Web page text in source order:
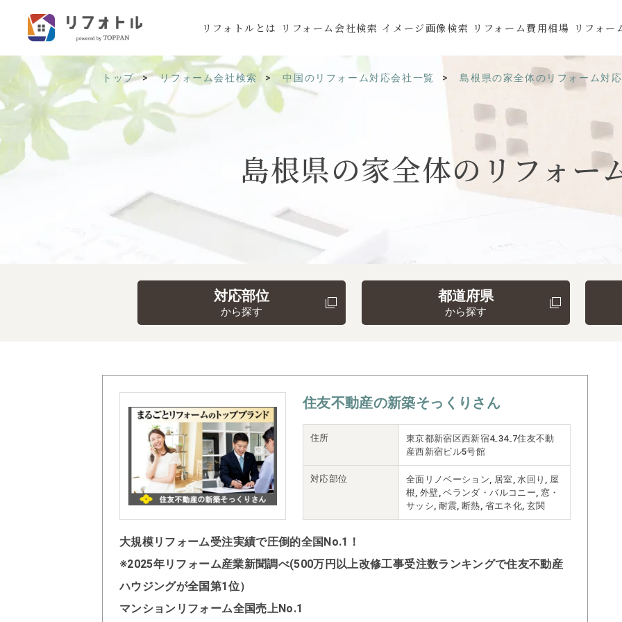
リフォトルとは リフォーム会社検索 イメージ画像検索 リフォーム費用相場 リフォー
トップ リフォーム会社検索 中国のリフォーム対応会社一覧 島根県の家全体のリフォーム対
島根県の家全体の リフォー
対応部位
から探す
都道府県
から探す
住友不動産の新築そっくりさん
住所
東京都新宿区西新宿4₋34₋7住友不動
産西新宿ビル5号館
対応部位
全面リノベーション, 居室, 水回り, 屋
根, 外壁, ベランダ・バルコニー, 窓・
サッシ, 耐震, 断熱, 省エネ化, 玄関
大規模リフォーム受注実績で圧倒的全国No.1！
※2025年リフォーム産業新聞調べ(500万円以上改修工事受注数ランキングで住友不動産
ハウジングが全国第1位）
マンションリフォーム全国売上No.1